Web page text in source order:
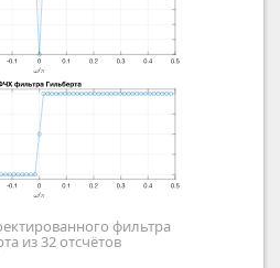
фильтра
из 32 отсчётов